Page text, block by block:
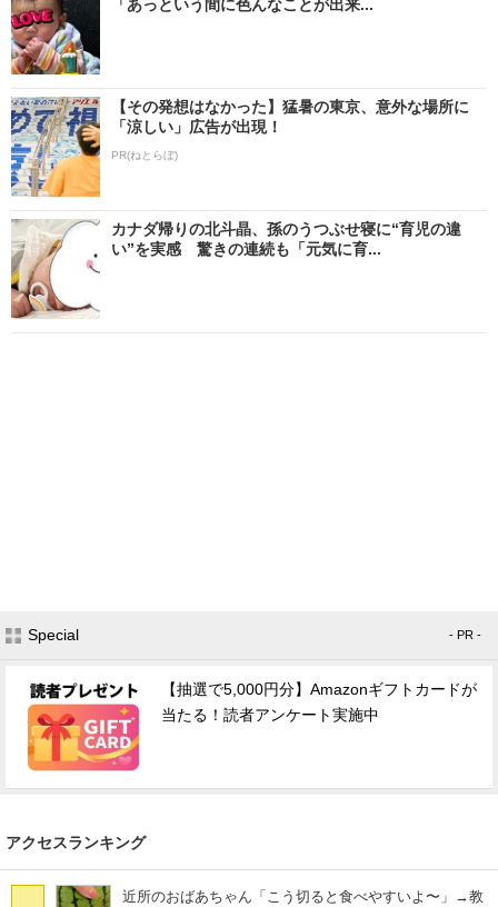
「あっという間に色んなことが出来...
【その発想はなかった】猛暑の東京、意外な場所に
「涼しい」広告が出現！
PR(ねとらぼ)
カナダ帰りの北斗晶、孫のうつぶせ寝に“育児の違
い”を実感 驚きの連続も「元気に育...
Special - PR -
【抽選で5,000円分】Amazonギフトカードが
当たる！読者アンケート実施中
アクセスランキング
近所のおばあちゃん「こう切ると食べやすいよ〜」→教